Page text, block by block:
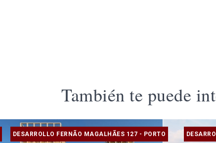
También te puede
DESARROLLO FERNÃO MAGALHÃES 127 - PORTO